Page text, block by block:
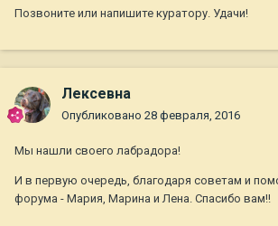
Позвоните или напишите куратору. Удачи!
Лексевна
Опубликовано 28 февраля, 2016
Мы нашли своего лабрадора!
И в первую очередь, благодаря советам и
форума - Мария, Марина и Лена. Спасибо вам!!